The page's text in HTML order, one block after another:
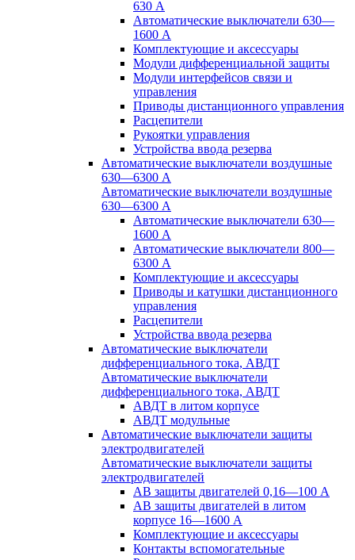
630 А
Автоматические выключатели 630—
1600 А
Комплектующие и аксессуары
Модули дифференциальной защиты
Модули интерфейсов связи и
управления
Приводы дистанционного управления
Расцепители
Рукоятки управления
Устройства ввода резерва
Автоматические выключатели воздушные
630—6300 А
Автоматические выключатели воздушные
630—6300 А
Автоматические выключатели 630—
1600 А
Автоматические выключатели 800—
6300 А
Комплектующие и аксессуары
Приводы и катушки дистанционного
управления
Расцепители
Устройства ввода резерва
Автоматические выключатели
дифференциального тока, АВДТ
Автоматические выключатели
дифференциального тока, АВДТ
АВДТ в литом корпусе
АВДТ модульные
Автоматические выключатели защиты
электродвигателей
Автоматические выключатели защиты
электродвигателей
АВ защиты двигателей 0,16—100 А
АВ защиты двигателей в литом
корпусе 16—1600 А
Комплектующие и аксессуары
Контакты вспомогательные